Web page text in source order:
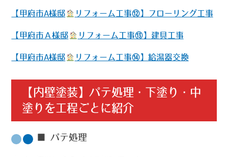
【甲府市A様邸 リフォーム工事⑫】フローリング工事
【甲府市Ａ様邸 リフォーム工事⑬】建具工事
【甲府市A様邸 リフォーム工事⑭】給湯器交換
【内壁塗装】パテ処理・下塗り・中
塗りを工程ごとに紹介☝️
■ パテ処理